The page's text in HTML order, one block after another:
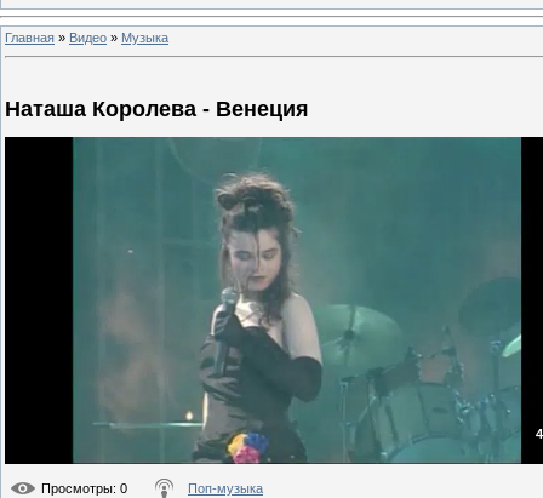
Главная » Видео » Музыка
Наташа Королева - Венеция
Просмотры: 0 Поп-музыка